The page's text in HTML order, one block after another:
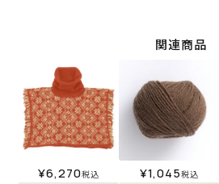
関連商品
¥6,270税込 ¥1,045税込